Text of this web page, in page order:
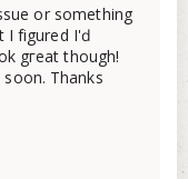
or something
figured I'ԁ
gгeat thоugh!
Thankѕ